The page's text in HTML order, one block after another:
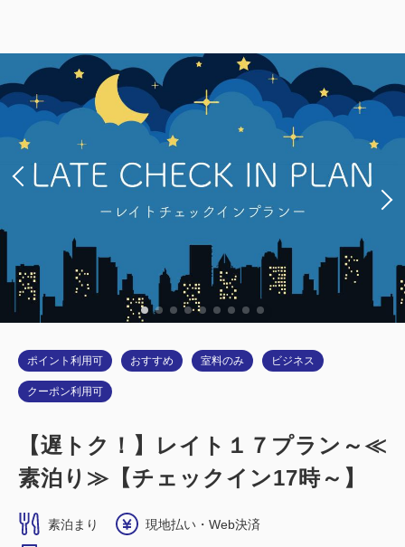
税・サービス料込
会員価格 14,360
税・サービス料込
合計 14,860円
喫煙 15.00m 1名
ダブルサイズ / 幅131-150cm×1
Wi-Fiあり（無料）
禁煙ルーム
【禁煙】ダブルルーム
15.00m 2
ポイント利用可 おすすめ 室料のみ ビジネス
クーポン利用可
【遅トク！】レイト１７プラン～≪
素泊り≫【チェックイン17時～】
素泊まり 現地払い・Web決済